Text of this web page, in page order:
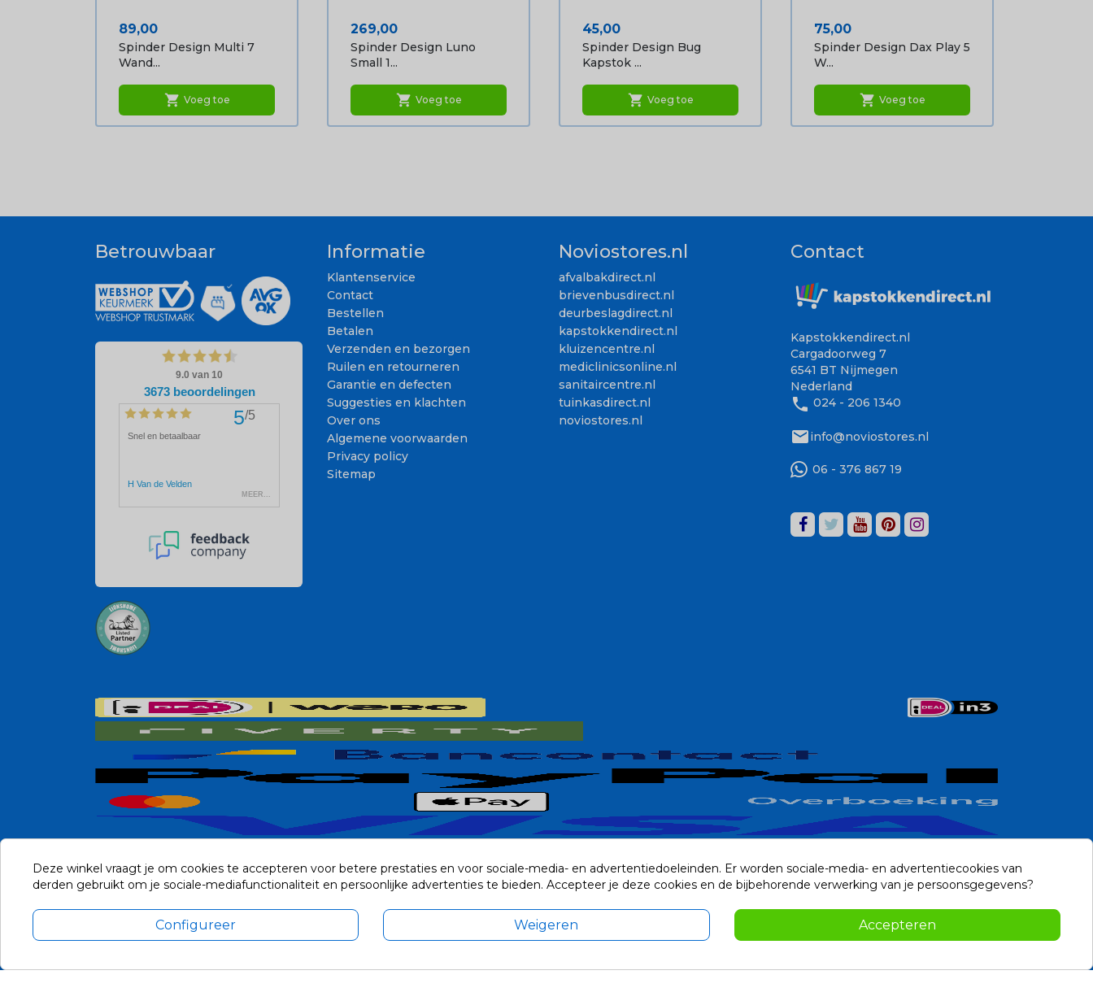
Prijs
89,00
Spinder Design Multi 7
Wand...
shopping_cart Voeg toe
Prijs
269,00
Spinder Design Luno
Small 1...
shopping_cart Voeg toe
Prijs
45,00
Spinder Design Bug
Kapstok ...
shopping_cart Voeg toe
Prijs
75,00
Spinder Design Dax Play 5
W...
shopping_cart Voeg toe
Betrouwbaar Informatie
Klantenservice
Contact
Bestellen
Betalen
Verzenden en bezorgen
Ruilen en retourneren
Garantie en defecten
Suggesties en klachten
Over ons
Algemene voorwaarden
Privacy policy
Sitemap
Noviostores.nl
afvalbakdirect.nl
brievenbusdirect.nl
deurbeslagdirect.nl
kapstokkendirect.nl
kluizencentre.nl
mediclinicsonline.nl
sanitaircentre.nl
tuinkasdirect.nl
noviostores.nl
Contact
Kapstokkendirect.nl
Cargadoorweg 7
6541 BT Nijmegen
Nederland
phone 024 - 206 1340
mailinfo@noviostores.nl
06 - 376 867 19
Alle prijzen zijn in Euro, inclusief BTW en andere heffingen en exclusief eventuele verzendkosten.
© 2014-2026 Noviostores.nl. Alle rechten voorbehouden.
Deze winkel vraagt je om cookies te accepteren voor betere prestaties en voor sociale-media- en advertentiedoeleinden. Er worden sociale-media- en advertentiecookies van
derden gebruikt om je sociale-mediafunctionaliteit en persoonlijke advertenties te bieden. Accepteer je deze cookies en de bijbehorende verwerking van je persoonsgegevens?
Configureer Weigeren Accepteren